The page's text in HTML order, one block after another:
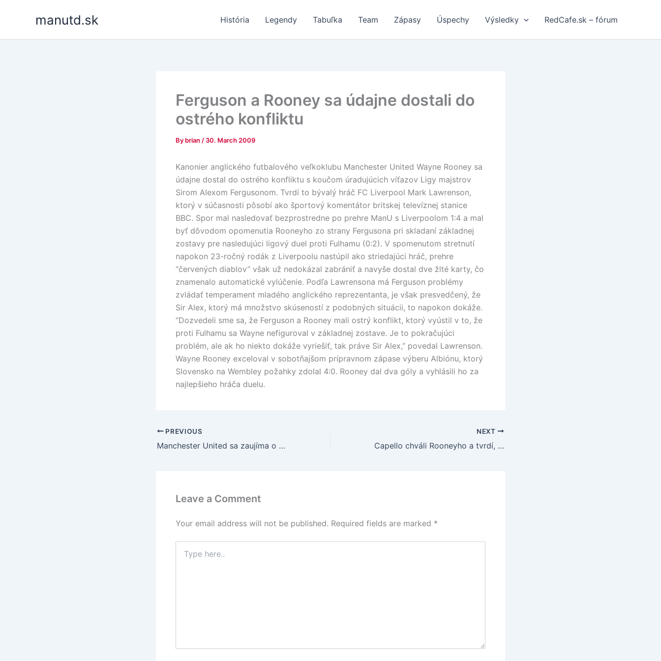
manutd.sk História Legendy Tabuľka Team Zápasy Úspechy Výsledky RedCafe.sk – fórum
Ferguson a Rooney sa údajne dostali do
ostrého konfliktu
By brian / 30. March 2009
Kanonier anglického futbalového veľkoklubu Manchester United Wayne Rooney sa
údajne dostal do ostrého konfliktu s koučom úradujúcich víťazov Ligy majstrov
Sirom Alexom Fergusonom. Tvrdí to bývalý hráč FC Liverpool Mark Lawrenson,
ktorý v súčasnosti pôsobí ako športový komentátor britskej televíznej stanice
BBC. Spor mal nasledovať bezprostredne po prehre ManU s Liverpoolom 1:4 a mal
byť dôvodom opomenutia Rooneyho zo strany Fergusona pri skladaní základnej
zostavy pre nasledujúci ligový duel proti Fulhamu (0:2). V spomenutom stretnutí
napokon 23-ročný rodák z Liverpoolu nastúpil ako striedajúci hráč, prehre
“červených diablov” však už nedokázal zabrániť a navyše dostal dve žlté karty, čo
znamenalo automatické vylúčenie. Podľa Lawrensona má Ferguson problémy
zvládať temperament mladého anglického reprezentanta, je však presvedčený, že
Sir Alex, ktorý má množstvo skúseností z podobných situácii, to napokon dokáže.
“Dozvedeli sme sa, že Ferguson a Rooney mali ostrý konflikt, ktorý vyústil v to, že
proti Fulhamu sa Wayne nefiguroval v základnej zostave. Je to pokračujúci
problém, ale ak ho niekto dokáže vyriešiť, tak práve Sir Alex,” povedal Lawrenson.
Wayne Rooney exceloval v sobotňajšom prípravnom zápase výberu Albiónu, ktorý
Slovensko na Wembley požahky zdolal 4:0. Rooney dal dva góly a vyhlásili ho za
najlepšieho hráča duelu.
PREVIOUS
Manchester United sa zaujíma o Vágnera Lova
NEXT
Capello chváli Rooneyho a tvrdí, že raz bude národným hrdinom
Leave a Comment
Your email address will not be published. Required fields are marked *
here..